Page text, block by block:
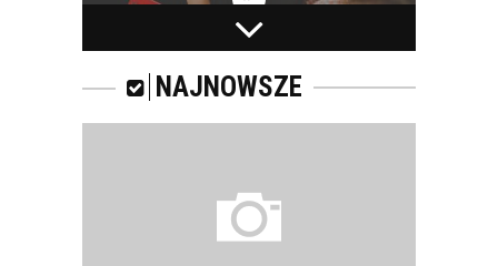
PRACOWNICY -
CZEMU WARTO ICH
SZKOLIĆ?
JAKIE SĄ RODZAJE
SZKOLEŃ DLA
NAJNOWSZE